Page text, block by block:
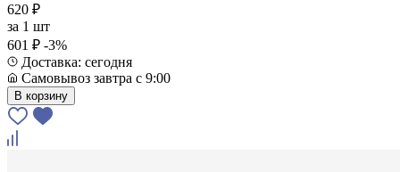
620 ₽
за 1 шт
601 ₽ -3%
Доставка: сегодня
Самовывоз завтра с 9:00
В корзину